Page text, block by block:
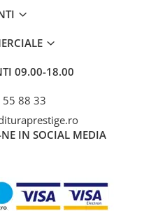
09.00-18.00
88 33
NE IN SOCIAL MEDIA